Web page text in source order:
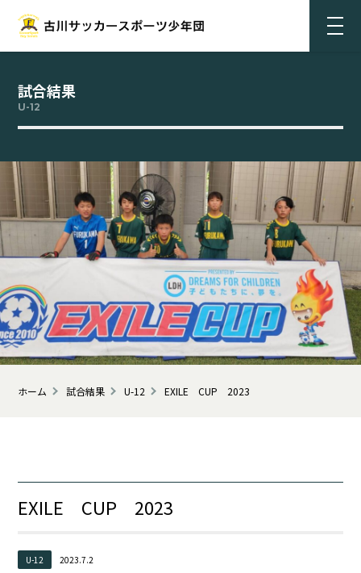
試合結果
U-12
ホーム 試合結果 U-12 EXILE CUP 2023
EXILE CUP 2023
U-12 2023.7.2